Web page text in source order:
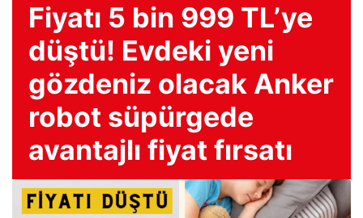
Fiyatı 5 bin 999 TL’ye
düştü! Evdeki yeni
gözdeniz olacak Anker
robot süpürgede
avantajlı fiyat fırsatı